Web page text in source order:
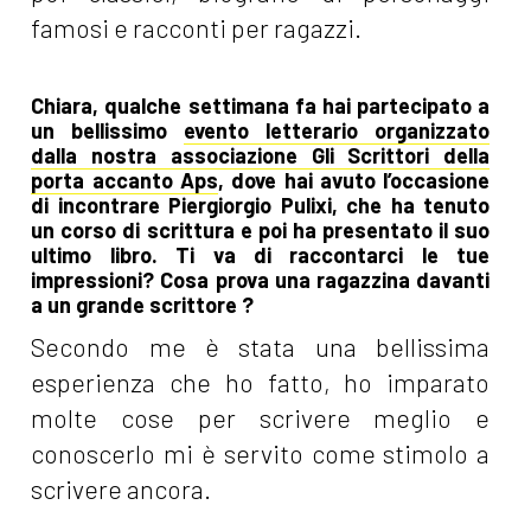
famosi e racconti per ragazzi.
Chiara, qualche settimana fa hai partecipato a
un bellissimo evento letterario organizzato
dalla nostra associazione Gli Scrittori della
porta accanto Aps, dove hai avuto l’occasione
di incontrare Piergiorgio Pulixi, che ha tenuto
un corso di scrittura e poi ha presentato il suo
ultimo libro. Ti va di raccontarci le tue
impressioni? Cosa prova una ragazzina davanti
a un grande scrittore ?
Secondo me è stata una bellissima
esperienza che ho fatto, ho imparato
molte cose per scrivere meglio e
conoscerlo mi è servito come stimolo a
scrivere ancora.